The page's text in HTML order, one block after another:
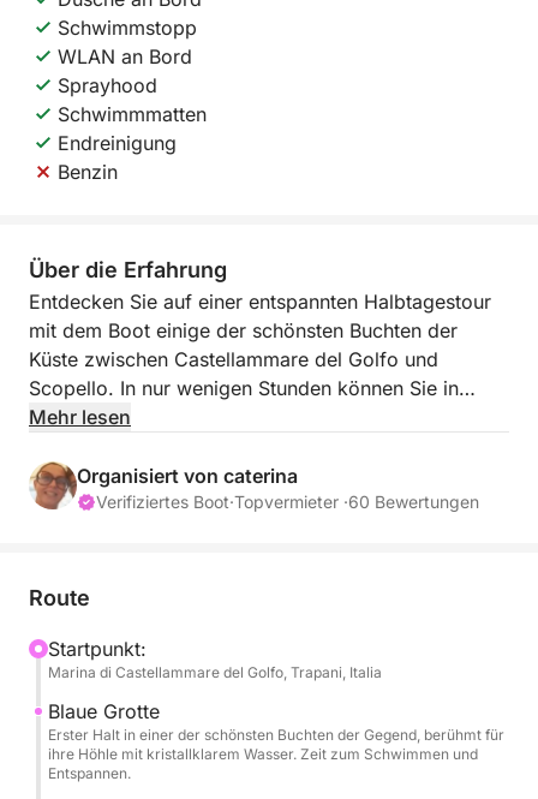
Schwimmstopp
WLAN an Bord
Sprayhood
Schwimmmatten
Endreinigung
Benzin
Über die Erfahrung
Entdecken Sie auf einer entspannten Halbtagestour
mit dem Boot einige der schönsten Buchten der
Küste zwischen Castellammare del Golfo und
Scopello. In nur wenigen Stunden können Sie in
kristallklares Wasser eintauchen, spektakuläre
genießen.
Region gilt, der wilden Cala Vruca und der
Felsnadeln und der historischen Thunfischfischerei
mit Blick aufs Meer.
Tagesmiete möglich.
Mehr lesen
Organisiert von caterina
Verifiziertes Boot·Topvermieter ·60 Bewertungen
Route
Startpunkt:
Marina di Castellammare del Golfo, Trapani, Italia
Blaue Grotte
Erster Halt in einer der schönsten Buchten der Gegend, berühmt für
ihre Höhle mit kristallklarem Wasser. Zeit zum Schwimmen und
Entspannen.